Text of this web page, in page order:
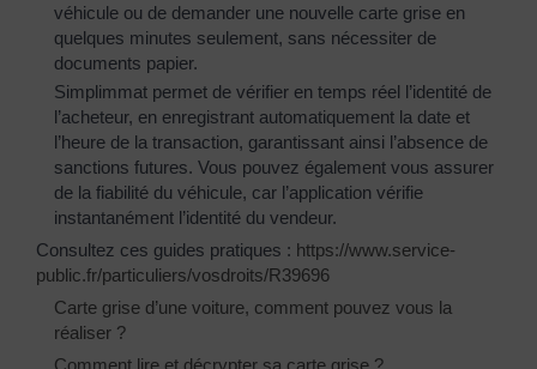
véhicule ou de demander une nouvelle carte grise en
quelques minutes seulement, sans nécessiter de
documents papier.
Simplimmat permet de vérifier en temps réel l’identité de
l’acheteur, en enregistrant automatiquement la date et
l’heure de la transaction, garantissant ainsi l’absence de
sanctions futures. Vous pouvez également vous assurer
de la fiabilité du véhicule, car l’application vérifie
instantanément l’identité du vendeur.
Consultez ces guides pratiques : https://www.service-
public.fr/particuliers/vosdroits/R39696
Carte grise d’une voiture, comment pouvez vous la
réaliser ?